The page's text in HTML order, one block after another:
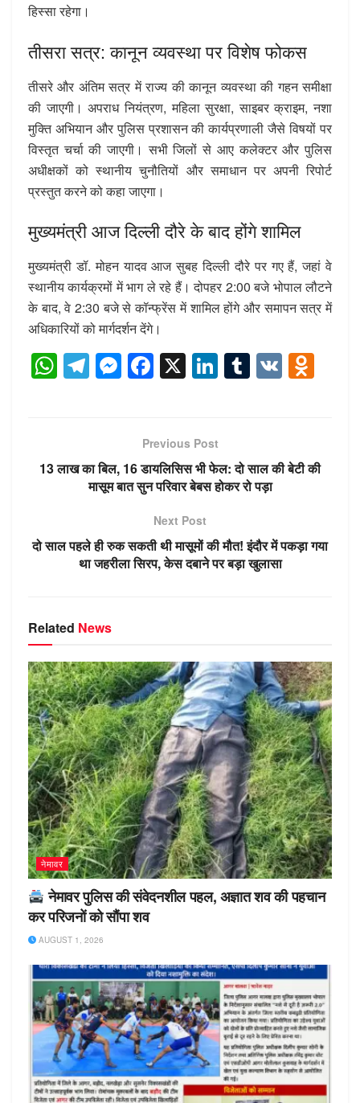
हिस्सा रहेगा।
तीसरा सत्र: कानून व्यवस्था पर विशेष फोकस
तीसरे और अंतिम सत्र में राज्य की कानून व्यवस्था की गहन समीक्षा
की जाएगी। अपराध नियंत्रण, महिला सुरक्षा, साइबर क्राइम, नशा
मुक्ति अभियान और पुलिस प्रशासन की कार्यप्रणाली जैसे विषयों पर
विस्तृत चर्चा की जाएगी। सभी जिलों से आए कलेक्टर और पुलिस
अधीक्षकों को स्थानीय चुनौतियों और समाधान पर अपनी रिपोर्ट
प्रस्तुत करने को कहा जाएगा।
मुख्यमंत्री आज दिल्ली दौरे के बाद होंगे शामिल
मुख्यमंत्री डॉ. मोहन यादव आज सुबह दिल्ली दौरे पर गए हैं, जहां वे
स्थानीय कार्यक्रमों में भाग ले रहे हैं। दोपहर 2:00 बजे भोपाल लौटने
के बाद, वे 2:30 बजे से कॉन्फ्रेंस में शामिल होंगे और समापन सत्र में
अधिकारियों को मार्गदर्शन देंगे।
W
h
A
T
el
a
m
M
e
n
g
F
a
e
b
o
o
k
X Li
n
dI
n
T
u
r
V
K
kl
ni
Previous Post
13 लाख का बिल, 16 डायलिसिस भी फेल: दो साल की बेटी की
मासूम बात सुन परिवार बेबस होकर रो पड़ा
Next Post
दो साल पहले ही रुक सकती थी मासूमों की मौत! इंदौर में पकड़ा गया
था जहरीला सिरप, केस दबाने पर बड़ा खुलासा
Related News
नेमावर
नेमावर पुलिस की संवेदनशील पहल, अज्ञात शव की पहचान
कर परिजनों को सौंपा शव
AUGUST 1, 2026